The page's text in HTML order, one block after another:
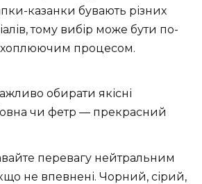
казанки бувають різних
тому вибір може бути по-
процесом.
обирати якісні
чи фетр — прекрасний
перевагу нейтральним
не впевнені. Чорний, сірий,